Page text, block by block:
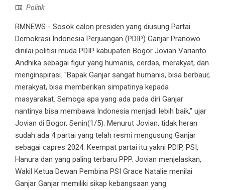
Politik
RMNEWS - Sosok calon presiden yang diusung Partai
Demokrasi Indonesia Perjuangan (PDIP) Ganjar Pranowo
dinilai politisi muda PDIP kabupaten Bogor Jovian Varianto
Andhika sebagai figur yang humanis, cerdas, merakyat, dan
menginspirasi. "Bapak Ganjar sangat humanis, bisa berbaur,
merakyat, bisa memberikan simpatinya kepada
masyarakat. Semoga apa yang ada pada diri Ganjar
nantinya bisa membawa Indonesia menjadi lebih baik," ujar
Jovian di Bogor, Senin(1/5). Menurut Jovian, tidak heran
sudah ada 4 partai yang telah resmi mengusung Ganjar
sebagai capres 2024. Keempat partai itu yakni PDIP, PSI,
Hanura dan yang paling terbaru PPP. Jovian menjelaskan,
Wakil Ketua Dewan Pembina PSI Grace Natalie menilai
Ganjar Ganjar memiliki sikap kebangsaan yang